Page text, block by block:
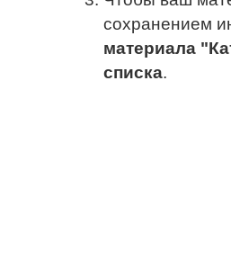
сохранением
материала
списка.